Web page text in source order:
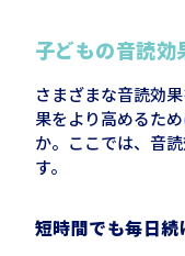
子どもの音読効
さまざまな音読効
果をより高めるた
か。ここでは、音
す。
短時間でも毎日続